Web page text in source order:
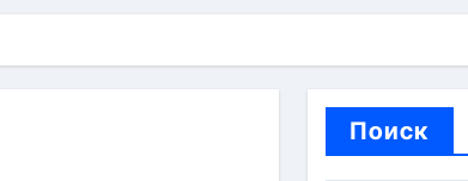
тарифы и советы по планированию поездки
Поиск